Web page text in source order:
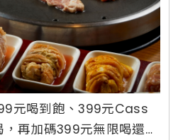
元喝到飽、399元Cass
再加碼399元無限喝還可